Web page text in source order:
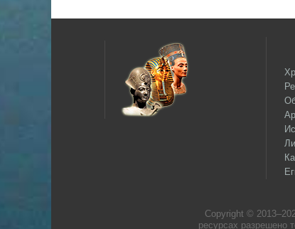
Copyright © 2013–
ресурсах разрешено